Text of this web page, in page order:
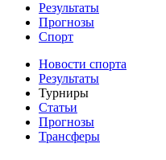
Результаты
Прогнозы
Спорт
Новости спорта
Результаты
Турниры
Статьи
Прогнозы
Трансферы